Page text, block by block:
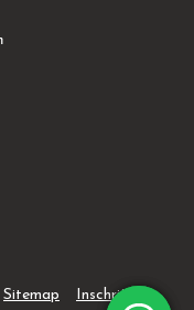
Sitemap
Inschrijven